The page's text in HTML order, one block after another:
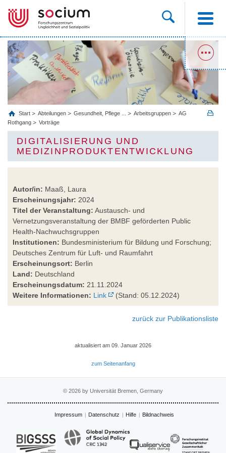
Start Abteilungen Gesundheit, Pflege ... Arbeitsgruppen
AG
Rothgang
Vorträge
DIGITALISIERUNG UND
MEDIZINPRODUKTENTWICKLUNG
Autor/in: Maaß, Laura
Erscheinungsjahr: 2024
Titel der Veranstaltung: Austausch- und
Vernetzungsveranstaltung der BMBF geförderten Public
Health-Nachwuchsgruppen
Institutionen: Bundesministerium für Bildung und Forschung;
Deutsches Zentrum für Luft- und Raumfahrt
Erscheinungsort: Berlin
Land: Deutschland
Erscheinungsdatum: 21.11.2024
Weitere Informationen: Link (Stand: 05.12.2024)
zurück zur Publikationsliste
aktualisiert am 09. Januar 2026
zum Seitenanfang
© 2026 by Universität Bremen, Germany
Impressum Datenschutz Hilfe Bildnachweis